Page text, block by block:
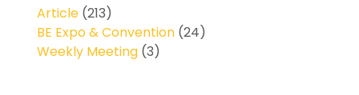
Article (213)
BE Expo & Convention (24)
Weekly Meeting (3)